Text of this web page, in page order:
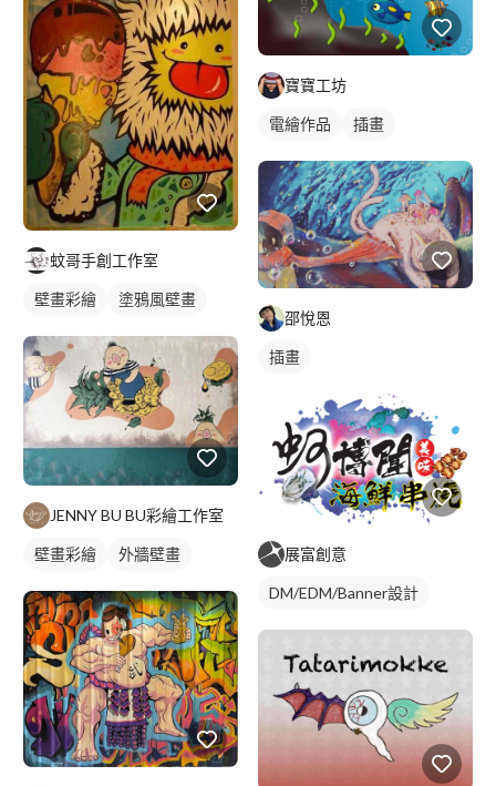
蚊哥手創工作室
壁畫彩繪 塗鴉風壁畫
JENNY BU BU彩繪工作室
壁畫彩繪 外牆壁畫
寶寶工坊
電繪作品 插畫
邵悅恩
插畫
展富創意
DM/EDM/Banner設計